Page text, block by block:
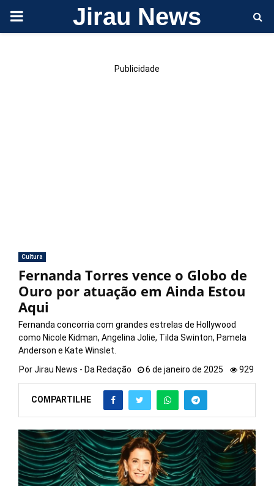
PRIMARY Jirau News
Publicidade
Cultura
Fernanda Torres vence o Globo de
Ouro por atuação em Ainda Estou
Aqui
Fernanda concorria com grandes estrelas de Hollywood
como Nicole Kidman, Angelina Jolie, Tilda Swinton, Pamela
Anderson e Kate Winslet.
PorJirau News - Da Redação 6 de janeiro de 2025 929
COMPARTILHE